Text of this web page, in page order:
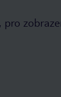
, pro